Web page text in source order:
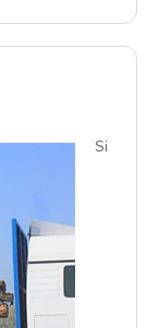
Si